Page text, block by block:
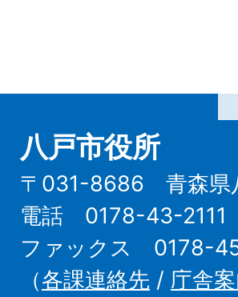
八戸市役所
〒031-8686 青森県
電話 0178-43-2111
ファックス 0178-
（各課連絡先 / 庁舎